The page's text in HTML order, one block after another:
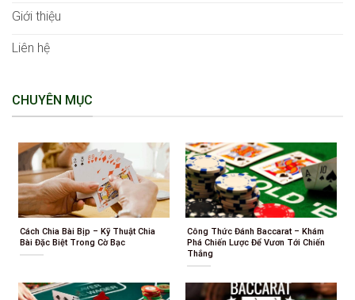
Giới thiệu
Liên hệ
CHUYÊN MỤC
Cách Chia Bài Bịp – Kỹ Thuật Chia
Bài Đặc Biệt Trong Cờ Bạc
Công Thức Đánh Baccarat – Khám
Phá Chiến Lược Để Vươn Tới Chiến
Thắng